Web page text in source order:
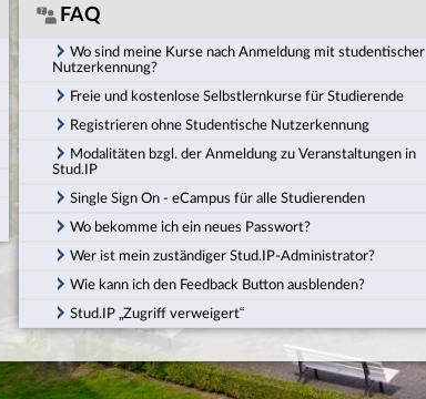
FAQ
Wo sind meine Kurse nach Anmeldung mit studentischer
Nutzerkennung?
Freie und kostenlose Selbstlernkurse für Studierende
Registrieren ohne Studentische Nutzerkennung
Modalitäten bzgl. der Anmeldung zu Veranstaltungen in
Stud.IP
Single Sign On - eCampus für alle Studierenden
Wo bekomme ich ein neues Passwort?
Wer ist mein zuständiger Stud.IP-Administrator?
Wie kann ich den Feedback Button ausblenden?
Stud.IP „Zugriff verweigert“